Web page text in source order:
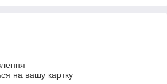
на вашу картку